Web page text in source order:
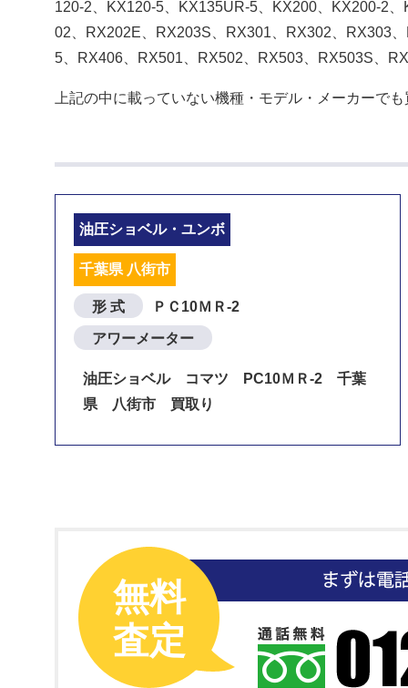
120-2、KX120-5、KX135UR-5、KX200、KX200-2
02、RX202E、RX203S、RX301、RX302、RX303
5、RX406、RX501、RX502、RX503、RX503S、
上記の中に載っていない機種・モデル・メーカーで
油圧ショベル・ユンボ
千葉県 八街市
形 式 ＰＣ10ＭＲ-2
アワーメーター
油圧ショベル コマツ PC10ＭＲ-2 千葉
県 八街市 買取り
無料
査定